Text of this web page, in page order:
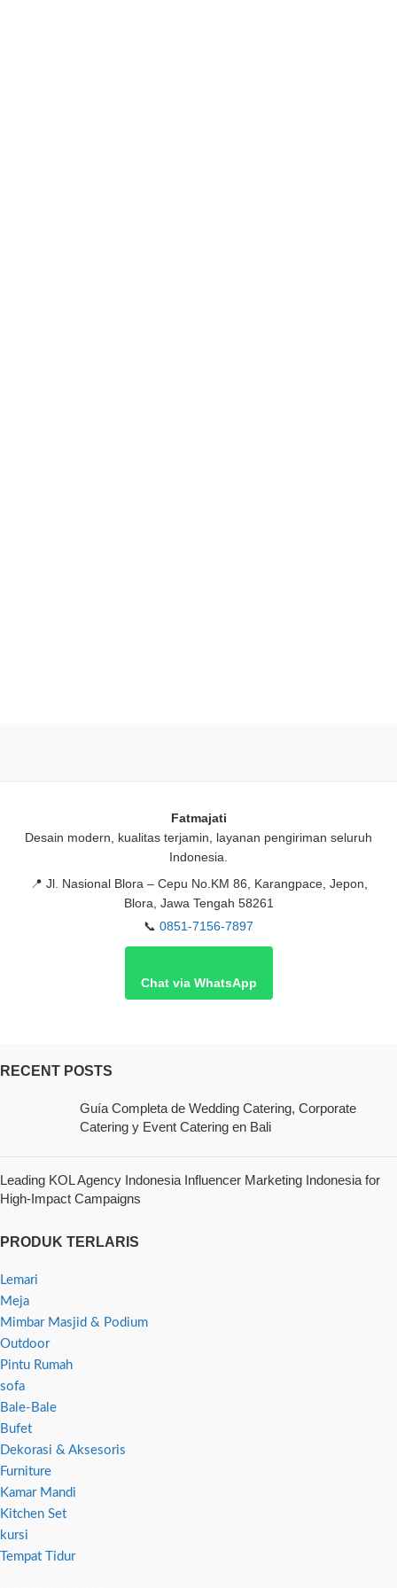
Fatmajati
Desain modern, kualitas terjamin, layanan pengiriman seluruh
Indonesia.
📍 Jl. Nasional Blora – Cepu No.KM 86, Karangpace, Jepon,
Blora, Jawa Tengah 58261
📞 0851-7156-7897
Chat via WhatsApp
RECENT POSTS
Guía Completa de Wedding Catering, Corporate
Catering y Event Catering en Bali
Leading KOL Agency Indonesia Influencer Marketing Indonesia for
High-Impact Campaigns
PRODUK TERLARIS
Lemari
Meja
Mimbar Masjid & Podium
Outdoor
Pintu Rumah
sofa
Bale-Bale
Bufet
Dekorasi & Aksesoris
Furniture
Kamar Mandi
Kitchen Set
kursi
Tempat Tidur